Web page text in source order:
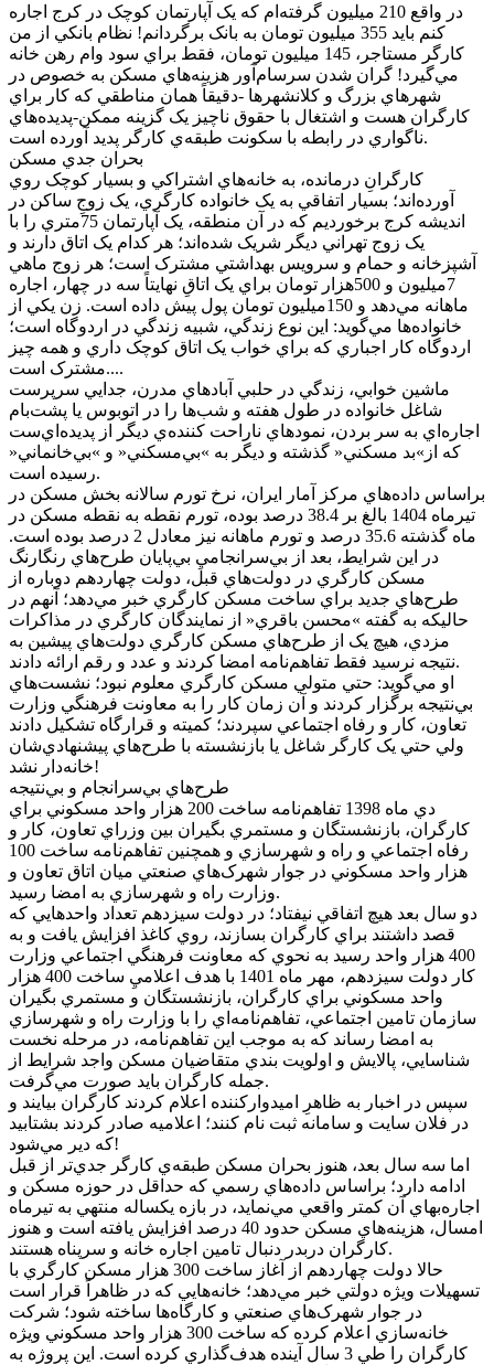
در واقع 210 ميليون گرفته‌ام که يک آپارتمان کوچک در کرج اجاره
کنم بايد 355 ميليون تومان به بانک برگردانم! نظام بانکي از من
کارگر مستاجر، 145 ميليون تومان، فقط براي سود وام رهن خانه
مي‌گيرد! گران شدن سرسام‌آور هزينه‌هاي مسکن به خصوص در
شهرهاي بزرگ و کلانشهرها -دقيقاً همان مناطقي که کار براي
کارگران هست و اشتغال با حقوق ناچيز يک گزينه ممکن-پديده‌هاي
ناگواري در رابطه با سکونت طبقه‌ي کارگر پديد آورده است.
بحران جدي مسکن
کارگرانِ درمانده، به خانه‌هاي اشتراکي و بسيار کوچک روي
آورده‌اند؛ بسيار اتفاقي به يک خانواده کارگري، يک زوجِ ساکن در
انديشه کرج برخورديم که در آن منطقه، يک آپارتمان 75متري را با
يک زوج تهراني ديگر شريک شده‌اند؛ هر کدام يک اتاق دارند و
آشپزخانه و حمام و سرويس بهداشتي مشترک است؛ هر زوج ماهي
7ميليون و 500هزار تومان براي يک اتاقِ نهايتاً سه در چهار، اجاره
ماهانه مي‌دهد و 150ميليون تومان پول پيش داده است. زن يکي از
خانواده‌ها مي‌گويد: اين نوع زندگي، شبيه زندگي در اردوگاه است؛
اردوگاه کار اجباري که براي خواب يک اتاق کوچک داري و همه چيز
مشترک است....
ماشين خوابي، زندگي در حلبي آبادهاي مدرن، جدايي سرپرست
شاغل خانواده در طول هفته و شب‌ها را در اتوبوس‌ يا پشت‌بام
اجاره‌اي به سر بردن، نمودهاي ناراحت کننده‌ي ديگر از پديده‌اي‌ست
که از»بد مسکني« گذشته و ديگر به »بي‌مسکني« و »بي‌خانماني«
رسيده است.
براساس داده‌هاي مرکز آمار ايران، نرخ تورم سالانه بخش مسکن در
تيرماه 1404 بالغ بر 38.4 درصد بوده، تورم نقطه به نقطه مسکن در
ماه گذشته 35.6 درصد و تورم ماهانه نيز معادل 2 درصد بوده است.
در اين شرايط، بعد از بي‌سرانجاميِ بي‌پايان طرح‌هاي رنگارنگ
مسکن کارگري در دولت‌هاي قبل، دولت چهاردهم دوباره از
طرح‌هاي جديد براي ساخت مسکن کارگري خبر مي‌دهد؛ آنهم در
حاليکه به گفته »محسن باقري« از نمايندگان کارگري در مذاکرات
مزدي، هيچ يک از طرح‌هاي مسکن کارگري دولت‌هاي پيشين به
نتيجه نرسيد فقط تفاهم‌نامه امضا کردند و عدد و رقم ارائه دادند.
او مي‌گويد: حتي متولي مسکن کارگري معلوم نبود؛ نشست‌هاي
بي‌نتيجه برگزار کردند و آن زمان کار را به معاونت فرهنگي وزارت
تعاون، کار و رفاه اجتماعي سپردند؛ کميته و قرارگاه تشکيل دادند
ولي حتي يک کارگر شاغل يا بازنشسته با طرح‌هاي پيشنهادي‌شان
خانه‌دار نشد!
طرح‌هاي بي‌سرانجام و بي‌نتيجه
دي ماه 1398 تفاهم‌نامه ساخت 200 هزار واحد مسکوني براي
کارگران،‌ بازنشستگان و مستمري بگيران بين وزراي تعاون، کار و
رفاه اجتماعي و راه و شهرسازي و همچنين تفاهم‌نامه ساخت 100
هزار واحد مسکوني در جوار شهرک‌هاي صنعتي ميان اتاق تعاون و
وزارت راه و شهرسازي به امضا رسيد.
دو سال بعد هيچ اتفاقي نيفتاد؛ در دولت سيزدهم تعداد واحدهايي که
قصد داشتند براي کارگران بسازند، روي کاغذ افزايش يافت و به
400 هزار واحد رسيد به نحوي که معاونت فرهنگي اجتماعي وزارت
کار دولت سيزدهم، مهر ماه 1401 با هدف اعلاميِ ساخت 400 هزار
واحد مسکوني براي کارگران، بازنشستگان و مستمري بگيران
سازمان تامين اجتماعي، تفاهم‌نامه‌اي را با وزارت راه و شهرسازي
به امضا رساند که به موجب اين تفاهم‌نامه، در مرحله نخست
شناسايي، پالايش و اولويت بندي متقاضيان مسکن واجد شرايط از
جمله کارگران بايد صورت مي‌گرفت.
سپس در اخبار به ظاهرِ اميدوارکننده اعلام کردند کارگران بيايند و
در فلان سايت و سامانه ثبت نام کنند؛ اعلاميه صادر کردند بشتابيد
که دير مي‌شود!
اما سه سال بعد، هنوز بحران مسکن طبقه‌ي کارگر جدي‌تر از قبل
ادامه دارد؛ براساس داده‌هاي رسمي که حداقل در حوزه مسکن و
اجاره‌بهاي آن کمتر واقعي مي‌نمايد، در بازه يکساله منتهي به تيرماه
امسال، هزينه‌هاي مسکن حدود 40 درصد افزايش يافته است و هنوز
کارگران دربدر دنبال تامين اجاره خانه و سرپناه هستند.
حالا دولت چهاردهم از آغاز ساخت 300 هزار مسکن کارگري با
تسهيلات ويژه دولتي خبر مي‌دهد؛ خانه‌هايي که در ظاهراً قرار است
در جوار شهرک‌هاي صنعتي و کارگاه‌ها ساخته شود؛ شرکت
خانه‌سازي اعلام کرده که ساخت 300 هزار واحد مسکوني ويژه
کارگران را طي 3 سال آينده هدف‌گذاري کرده است. اين پروژه به‌